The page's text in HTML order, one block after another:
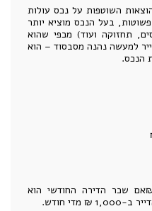
השוטפות על נכס עולות
בעל הנכס מוציא יותר
תחזוקה ועוד) מכפי שהוא
למעשה נהנה מסבסוד – הוא
הנכס.
הוצאות חודשיות: 6,000 ₪אם שכר הדירה החודשי הוא